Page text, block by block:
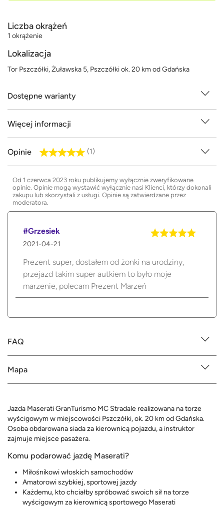
Liczba okrążeń
1 okrążenie
Lokalizacja
Tor Pszczółki, Żuławska 5, Pszczółki ok. 20 km od Gdańska
Dostępne warianty
Więcej informacji
Opinie (1)
Od 1 czerwca 2023 roku publikujemy wyłącznie zweryfikowane
opinie. Opinie mogą wystawić wyłącznie nasi Klienci, którzy dokonali
zakupu lub skorzystali z usługi. Opinie są zatwierdzane przez
moderatora.
#Grzesiek
2021-04-21
Prezent super, dostałem od żonki na urodziny,
przejazd takim super autkiem to było moje
marzenie, polecam Prezent Marzeń
FAQ
Mapa
Jazda Maserati GranTurismo MC Stradale realizowana na torze
wyścigowym w miejscowości Pszczółki, ok. 20 km od Gdańska.
Osoba obdarowana siada za kierownicą pojazdu, a instruktor
zajmuje miejsce pasażera.
Komu podarować jazdę Maserati?
Miłośnikowi włoskich samochodów
Amatorowi szybkiej, sportowej jazdy
Każdemu, kto chciałby spróbować swoich sił na torze
wyścigowym za kierownicą sportowego Maserati